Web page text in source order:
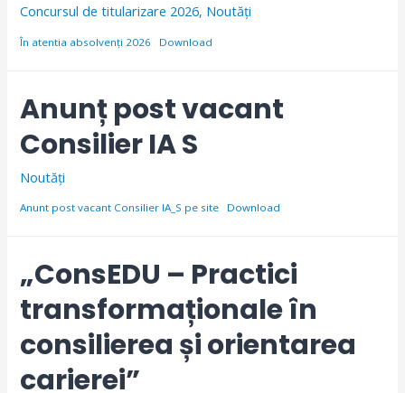
Concursul de titularizare 2026, Noutăți
În atentia absolvenți 2026 Download
Anunț post vacant
Consilier IA S
Noutăți
Anunt post vacant Consilier IA_S pe site Download
„ConsEDU – Practici
transformaționale în
consilierea și orientarea
carierei”